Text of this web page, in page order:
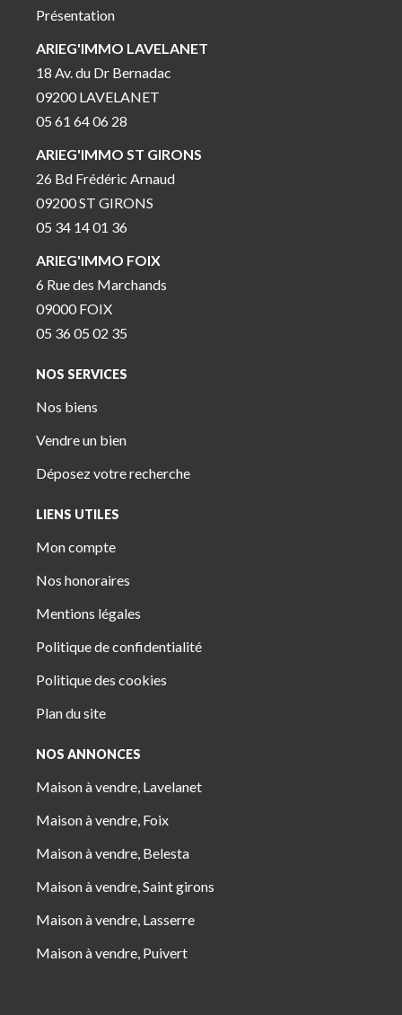
Présentation
ARIEG'IMMO LAVELANET
18 Av. du Dr Bernadac
09200 LAVELANET
05 61 64 06 28
ARIEG'IMMO ST GIRONS
26 Bd Frédéric Arnaud
09200 ST GIRONS
05 34 14 01 36
ARIEG'IMMO FOIX
6 Rue des Marchands
09000 FOIX
05 36 05 02 35
NOS SERVICES
Nos biens
Vendre un bien
Déposez votre recherche
LIENS UTILES
Mon compte
Nos honoraires
Mentions légales
Politique de confidentialité
Politique des cookies
Plan du site
NOS ANNONCES
Maison à vendre, Lavelanet
Maison à vendre, Foix
Maison à vendre, Belesta
Maison à vendre, Saint girons
Maison à vendre, Lasserre
Maison à vendre, Puivert